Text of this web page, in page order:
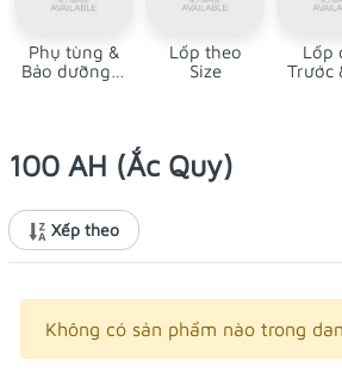
Phụ tùng &
Bảo dưỡng ô
Lốp theo
Size
Lốp
Trước
100 AH (Ắc Quy)
Xếp theo
Không có sản phẩm nào trong